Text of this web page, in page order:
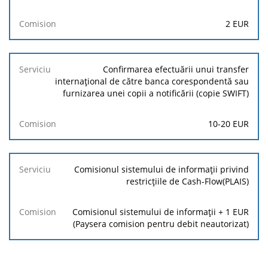
2 EUR
Confirmarea efectuării unui transfer
internațional de către banca corespondentă sau
furnizarea unei copii a notificării (copie SWIFT)
10-20 EUR
Comisionul sistemului de informații privind
restricțiile de Cash-Flow(PLAIS)
Comisionul sistemului de informații + 1 EUR
(Paysera comision pentru debit neautorizat)